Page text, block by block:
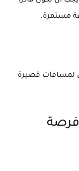
مستمرة.
لمسافات قصيرة
فرصة